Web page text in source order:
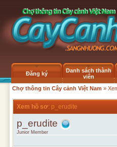
Đăng ký
Danh sách thành
viên
Chợ thông tin Cây cảnh Việt Nam »
Xem hồ sơ: p_erudite
p_erudite
Junior Member